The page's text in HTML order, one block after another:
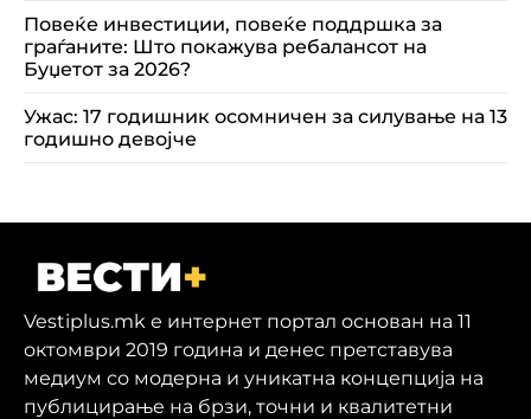
Повеќе инвестиции, повеќе поддршка за
граѓаните: Што покажува ребалансот на
Буџетот за 2026?
Ужас: 17 годишник осомничен за силување на 13
годишно девојче
Vestiplus.mk е интернет портал основан на 11
октомври 2019 година и денес претставува
медиум со модерна и уникатна концепција на
публицирање на брзи, точни и квалитетни